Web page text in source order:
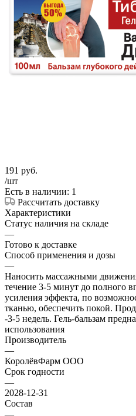
191 руб.
/шт
Есть в наличии: 1
Рассчитать доставку
Характеристики
Статус наличия на складе
—
Готово к доставке
Способ применения и дозы
—
Наносить массажными
течение 3-5 минут до полного
усиления эффекта, по
тканью, обеспечить покой.
-3-5 недель. Гель-бальзам
использования
Производитель
—
КоролёвФарм ООО
Срок годности
—
2028-12-31
Состав
—